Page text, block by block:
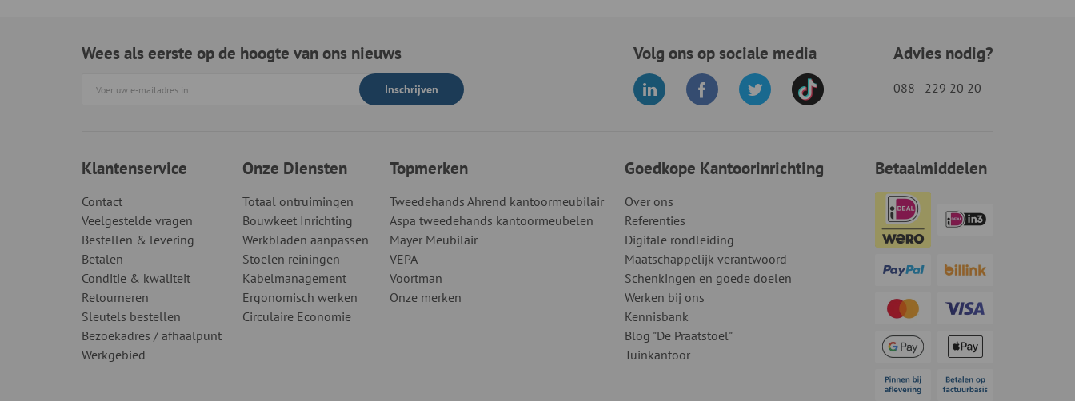
Wees als eerste op de hoogte van ons nieuws
Inschrijven
Volg ons op sociale media
Klantenservice
Contact
Veelgestelde vragen
Bestellen & levering
Betalen
Conditie & kwaliteit
Retourneren
Sleutels bestellen
Bezoekadres / afhaalpunt
Werkgebied
Onze Diensten
Totaal ontruimingen
Bouwkeet Inrichting
Werkbladen aanpassen
Stoelen reiningen
Kabelmanagement
Ergonomisch werken
Circulaire Economie
Topmerken
Tweedehands Ahrend kantoormeubilair
Aspa tweedehands kantoormeubelen
Mayer Meubilair
VEPA
Voortman
Onze merken
Goedkope Kantoorinrichting
Over ons
Referenties
Digitale rondleiding
Maatschappelijk verantwoord
Schenkingen en goede doelen
Werken bij ons
Kennisbank
Blog "De Praatstoel"
Tuinkantoor
Advies nodig?
088 - 229 20 20
Betaalmiddelen